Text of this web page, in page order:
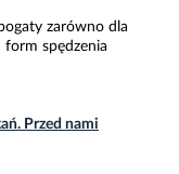
zarówno dla
spędzenia
Przed nami